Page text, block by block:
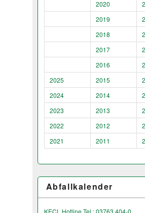
2020
2019
2018
2017
2016
2025
2015
2024
2014
2023
2013
2022
2012
2021
2011
Abfallkalender
KECL Hotline Tel.: 03763 404-0